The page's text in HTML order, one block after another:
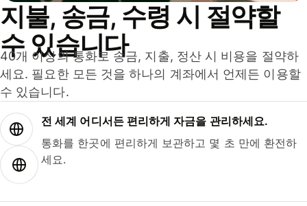
지불, 송금, 수령 시 절약할
수 있습니다
40개 이상의 통화로 송금, 지출, 정산 시 비용을 절약하
세요. 필요한 모든 것을 하나의 계좌에서 언제든 이용할
수 있습니다.
전 세계 어디서든 편리하게 자금을 관리하세요.
통화를 한곳에 편리하게 보관하고 몇 초 만에 환전하
세요.